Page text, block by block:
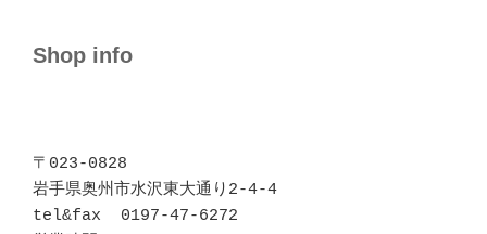
Shop info
〒023-0828
岩手県奥州市水沢東大通り2-4-4
tel&fax  0197-47-6272